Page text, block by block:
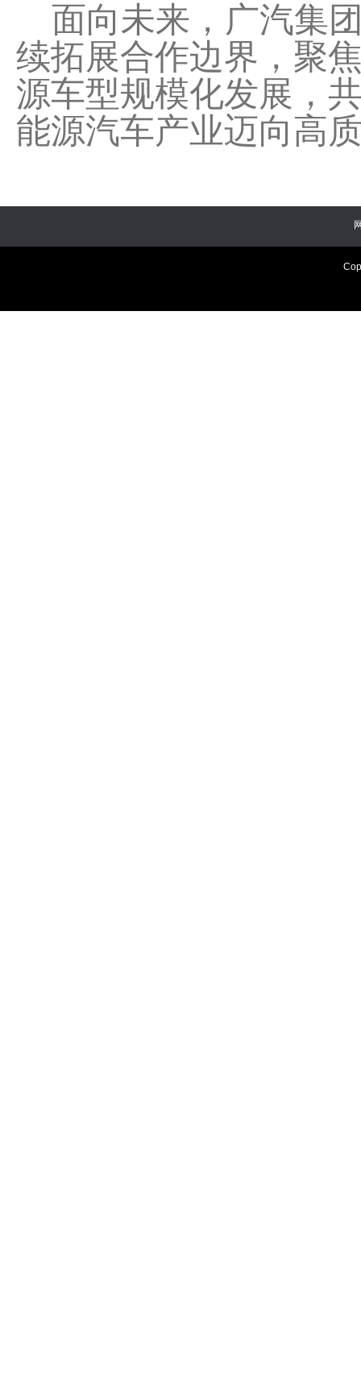
面向未来，广汽集
续拓展合作边界，聚
源车型规模化发展，
能源汽车产业迈向高